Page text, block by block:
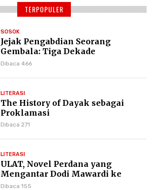
TERPOPULER
SOSOK
Jejak Pengabdian Seorang
Gembala: Tiga Dekade
Kepemimpinan Pdt. Dr. Yulius
Dibaca 466
LITERASI
The History of Dayak sebagai
Proklamasi
Dibaca 271
LITERASI
ULAT, Novel Perdana yang
Mengantar Dodi Mawardi ke
Puncak Karier Kepenulisan
Dibaca 155